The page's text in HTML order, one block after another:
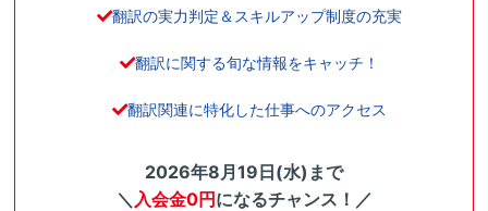
翻訳の実力判定＆スキルアップ制度の充実
翻訳に関する旬な情報をキャッチ！
翻訳関連に特化した仕事へのアクセス
2026年8月19日(水)まで
＼ 入会金0円になるチャンス！／